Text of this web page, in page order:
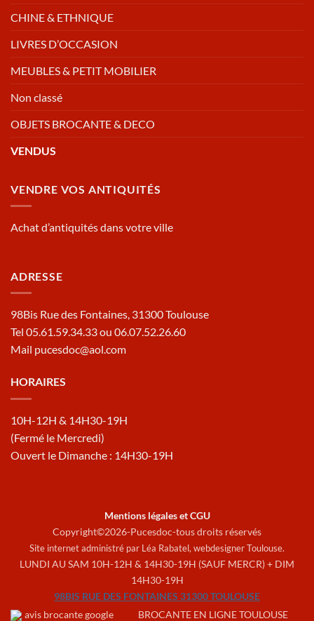
CHINE & ETHNIQUE
LIVRES D’OCCASION
MEUBLES & PETIT MOBILIER
Non classé
OBJETS BROCANTE & DECO
VENDUS
VENDRE VOS ANTIQUITÉS
Achat d’antiquités dans votre ville
ADRESSE
98Bis Rue des Fontaines, 31300 Toulouse
Tel 05.61.59.34.33 ou 06.07.52.26.60
Mail pucesdoc@aol.com
HORAIRES
10H-12H & 14H30-19H
(Fermé le Mercredi)
Ouvert le Dimanche : 14H30-19H
Mentions légales et CGU
Copyright©2026-Pucesdoc-tous droits réservés
Site internet administré par Léa Rabatel, webdesigner Toulouse.
LUNDI AU SAM 10H-12H & 14H30-19H (SAUF MERCR) + DIM
14H30-19H
98BIS RUE DES FONTAINES 31300 TOULOUSE
BROCANTE EN LIGNE TOULOUSE